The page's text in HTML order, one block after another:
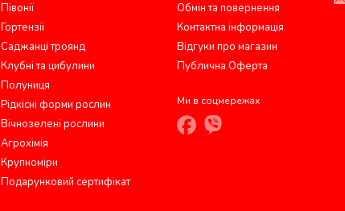
Півонії
Гортензіі
Саджанці троянд
Клубні та цибулини
Полуниця
Рідкісні форми рослин
Вічнозелені рослини
Агрохімія
Крупноміри
Подарунковий сертифікат
Обмін та повернення
Контактна інформація
Відгуки про магазин
Публична Оферта
Ми в соцмережах